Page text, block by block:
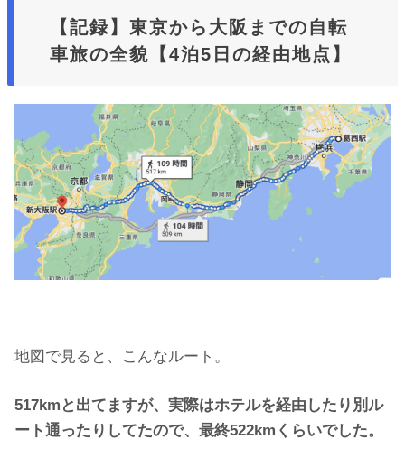
【記録】東京から大阪までの自転
車旅の全貌【4泊5日の経由地点】
地図で見ると、こんなルート。
517kmと出てますが、実際はホテルを経由したり別ル
ート通ったりしてたので、最終522kmくらいでした。